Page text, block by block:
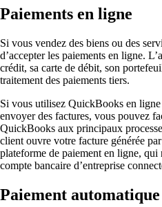
Paiements en ligne
Si vous vendez des biens ou des
d’accepter les paiements en ligne.
crédit, sa carte de débit, son
traitement des paiements tiers.
Si vous utilisez QuickBooks en
envoyer des factures, vous pouvez
QuickBooks aux principaux
client ouvre votre facture générée
plateforme de paiement en ligne,
compte bancaire d’entreprise
Paiement